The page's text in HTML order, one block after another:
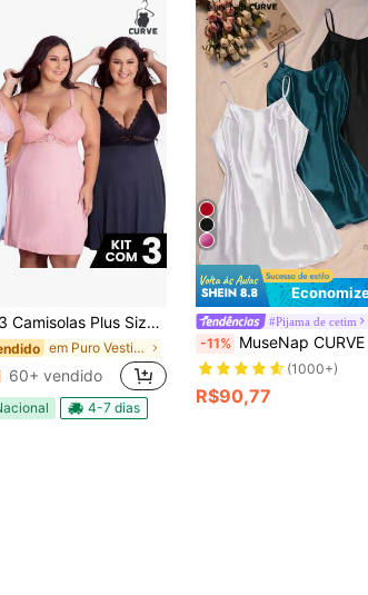
Plus Size Romantic Sexy Tamanho Grande Confortável Charmosa
em Puro Vestidos de dormir plus size
60+ vendido
4-7 dias
#Pijama de cetim
-11% MuseNap CURVE 3 Peças Conjunto Plus Size Vestido
(1000+)
R$90,77